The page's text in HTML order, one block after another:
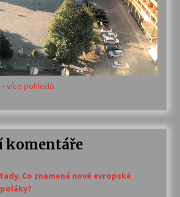
-více pohledů
komentáře
Co znamená nové evropské